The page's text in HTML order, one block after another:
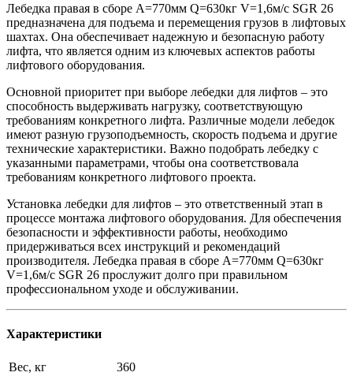
Лебедка правая в сборе A=770мм Q=630кг V=1,6м/с SGR 26
предназначена для подъема и перемещения грузов в лифтовых
шахтах. Она обеспечивает надежную и безопасную работу
лифта, что является одним из ключевых аспектов работы
лифтового оборудования.
Основной приоритет при выборе лебедки для лифтов – это
способность выдерживать нагрузку, соответствующую
требованиям конкретного лифта. Различные модели лебедок
имеют разную грузоподъемность, скорость подъема и другие
технические характеристики. Важно подобрать лебедку с
указанными параметрами, чтобы она соответствовала
требованиям конкретного лифтового проекта.
Установка лебедки для лифтов – это ответственный этап в
процессе монтажа лифтового оборудования. Для обеспечения
безопасности и эффективности работы, необходимо
придерживаться всех инструкций и рекомендаций
производителя. Лебедка правая в сборе A=770мм Q=630кг
V=1,6м/с SGR 26 прослужит долго при правильном
профессиональном уходе и обслуживании.
Характеристики
Вес, кг 360